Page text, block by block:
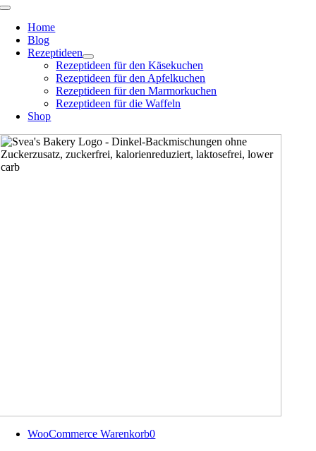
Zum
Inhalt
springen
Toggle
Navigation
Home
Blog
Rezeptideen
Rezeptideen für den Käsekuchen
Rezeptideen für den Apfelkuchen
Rezeptideen für den Marmorkuchen
Rezeptideen für die Waffeln
Shop
WooCommerce Warenkorb0